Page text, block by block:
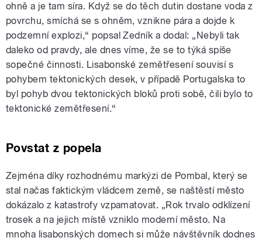
ohně a je tam síra. Když se do těch dutin dostane voda z
povrchu, smíchá se s ohněm, vznikne pára a dojde k
podzemní explozi,“ popsal Zedník a dodal: „Nebyli tak
daleko od pravdy, ale dnes víme, že se to týká spíše
sopečné činnosti. Lisabonské zemětřesení souvisí s
pohybem tektonických desek, v případě Portugalska to
byl pohyb dvou tektonických bloků proti sobě, čili bylo to
tektonické zemětřesení.“
Povstat z popela
Zejména díky rozhodnému markýzi de Pombal, který se
stal načas faktickým vládcem země, se naštěstí město
dokázalo z katastrofy vzpamatovat. „Rok trvalo odklízení
trosek a na jejich místě vzniklo moderní město. Na
mnoha lisabonských domech si může návštěvník dodnes